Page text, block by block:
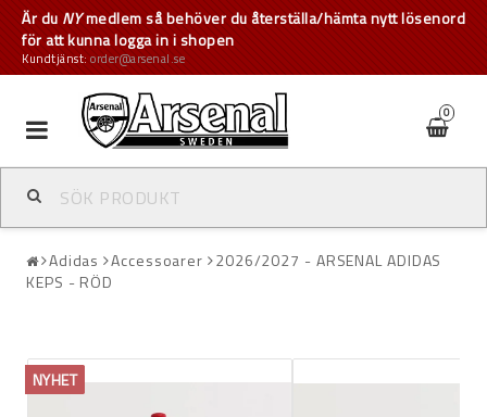
Är du NYmedlem så behöver du återställa/hämta nytt lösenord
för att kunna logga in i shopen
Kundtjänst: order@arsenal.se
0
Toggle
navigation
Adidas Accessoarer
2026/2027 - ARSENAL ADIDAS
KEPS - RÖD
NYHET